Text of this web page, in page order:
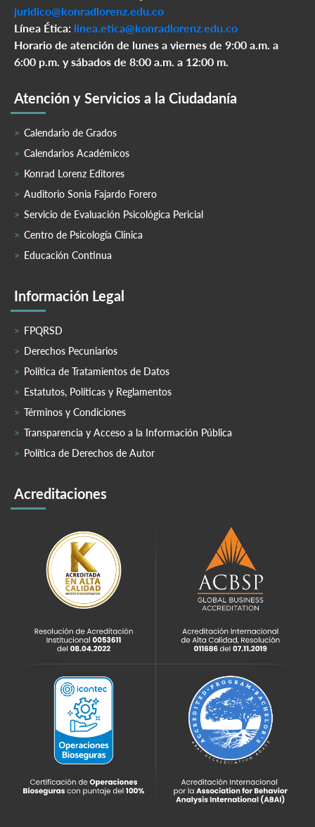
juridico@konradlorenz.edu.co
Línea Ética: linea.etica@konradlorenz.edu.co
Horario de atención de lunes a viernes de 9:00 a.m. a
6:00 p.m. y sábados de 8:00 a.m. a 12:00 m.
Atención y Servicios a la Ciudadanía
Calendario de Grados
Calendarios Académicos
Konrad Lorenz Editores
Auditorio Sonia Fajardo Forero
Servicio de Evaluación Psicológica Pericial
Centro de Psicología Clínica
Educación Continua
Información Legal
FPQRSD
Derechos Pecuniarios
Política de Tratamientos de Datos
Estatutos, Políticas y Reglamentos
Términos y Condiciones
Transparencia y Acceso a la Información Pública
Política de Derechos de Autor
Acreditaciones